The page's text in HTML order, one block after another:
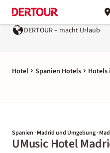
DERTOUR – macht Urlaub
Hotel Spanien Hotels Hotels
Spanien · Madrid und Umgebung ·
UMusic Hotel